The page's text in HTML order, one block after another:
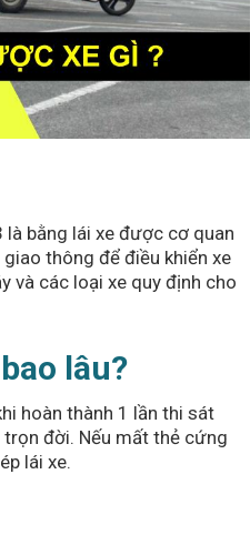
là bằng lái xe được cơ quan
thông để điều khiển xe
và các loại xe quy định cho
lâu?
hoàn thành 1 lần thi sát
đời. Nếu mất thẻ cứng
lái xe.